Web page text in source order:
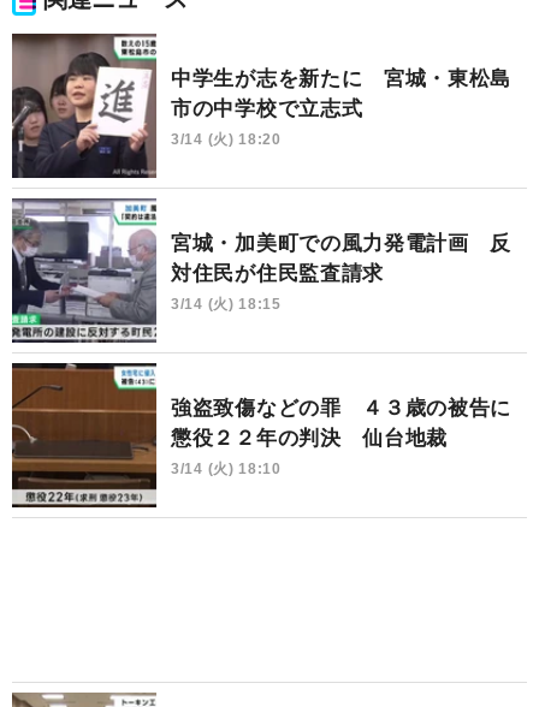
中学生が志を新たに 宮城・東松島
市の中学校で立志式
3/14 (火) 18:20
宮城・加美町での風力発電計画 反
対住民が住民監査請求
3/14 (火) 18:15
強盗致傷などの罪 ４３歳の被告に
懲役２２年の判決 仙台地裁
3/14 (火) 18:10